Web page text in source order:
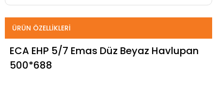
ÜRÜN ÖZELLIKLERI
ECA EHP 5/7 Emas Düz Beyaz Havlupan
500*688